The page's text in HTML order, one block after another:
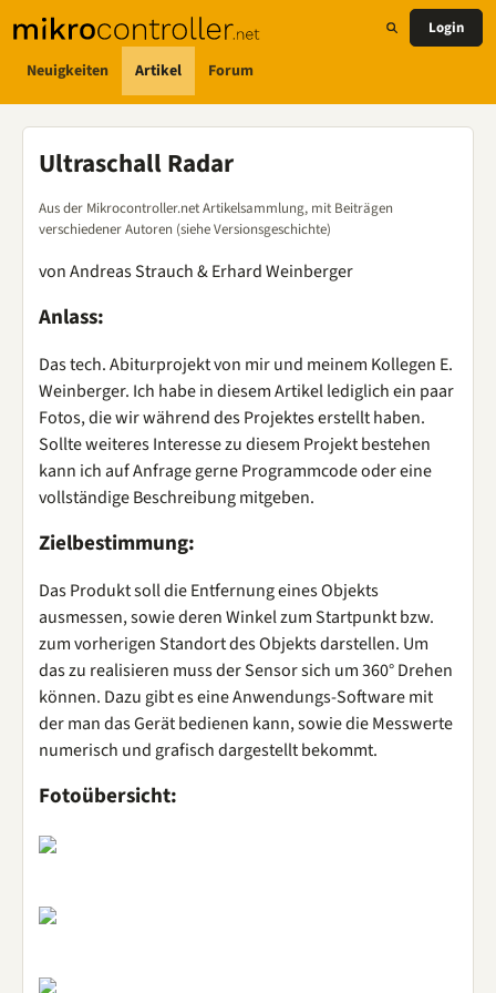
Neuigkeiten Artikel Forum
Login
Ultraschall Radar
Aus der Mikrocontroller.net Artikelsammlung, mit Beiträgen
verschiedener Autoren (siehe Versionsgeschichte)
von Andreas Strauch & Erhard Weinberger
Anlass:
Das tech. Abiturprojekt von mir und meinem Kollegen E.
Weinberger. Ich habe in diesem Artikel lediglich ein paar
Fotos, die wir während des Projektes erstellt haben.
Sollte weiteres Interesse zu diesem Projekt bestehen
kann ich auf Anfrage gerne Programmcode oder eine
vollständige Beschreibung mitgeben.
Zielbestimmung:
Das Produkt soll die Entfernung eines Objekts
ausmessen, sowie deren Winkel zum Startpunkt bzw.
zum vorherigen Standort des Objekts darstellen. Um
das zu realisieren muss der Sensor sich um 360° Drehen
können. Dazu gibt es eine Anwendungs-Software mit
der man das Gerät bedienen kann, sowie die Messwerte
numerisch und grafisch dargestellt bekommt.
Fotoübersicht: